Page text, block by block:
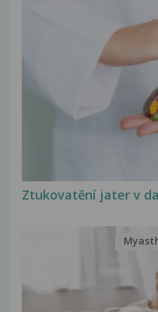
Ztukovatění jater v